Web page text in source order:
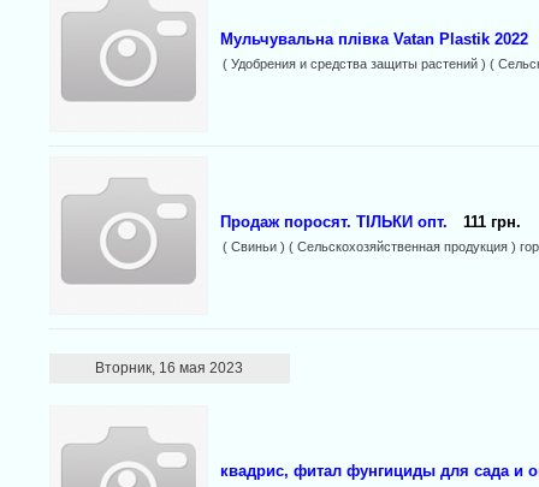
Мульчувальна плівка Vatan Plastik 2022
( Удобрения и средства защиты растений ) (
Продаж поросят. ТІЛЬКИ опт. 111 грн.
( Свиньи ) ( Сельскохозяйственная продукция )
Вторник, 16 мая 2023
квадрис, фитал фунгициды для сада и